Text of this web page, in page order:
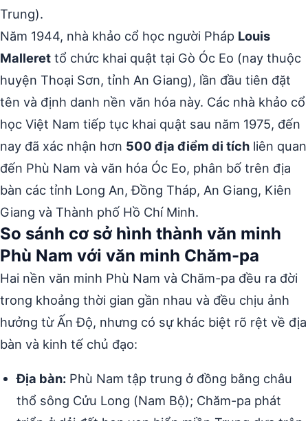
Trung).
Năm 1944, nhà khảo cổ học người Pháp Louis
Malleret tổ chức khai quật tại Gò Óc Eo (nay thuộc
huyện Thoại Sơn, tỉnh An Giang), lần đầu tiên đặt
tên và định danh nền văn hóa này. Các nhà khảo cổ
học Việt Nam tiếp tục khai quật sau năm 1975, đến
nay đã xác nhận hơn 500 địa điểm di tích liên quan
đến Phù Nam và văn hóa Óc Eo, phân bố trên địa
bàn các tỉnh Long An, Đồng Tháp, An Giang, Kiên
Giang và Thành phố Hồ Chí Minh.
So sánh cơ sở hình thành văn minh
Phù Nam với văn minh Chăm-pa
Hai nền văn minh Phù Nam và Chăm-pa đều ra đời
trong khoảng thời gian gần nhau và đều chịu ảnh
hưởng từ Ấn Độ, nhưng có sự khác biệt rõ rệt về địa
bàn và kinh tế chủ đạo:
Địa bàn: Phù Nam tập trung ở đồng bằng châu
thổ sông Cửu Long (Nam Bộ); Chăm-pa phát